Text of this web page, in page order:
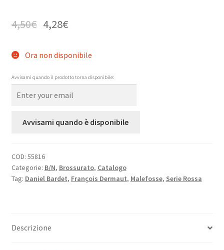
4,50€ 4,28€
Ora non disponibile
Avvisami quando il prodotto torna disponibile:
Avvisami quando è disponibile
COD: 55816
Categorie: B/N, Brossurato, Catalogo
Tag: Daniel Bardet, François Dermaut, Malefosse, Serie Rossa
Descrizione